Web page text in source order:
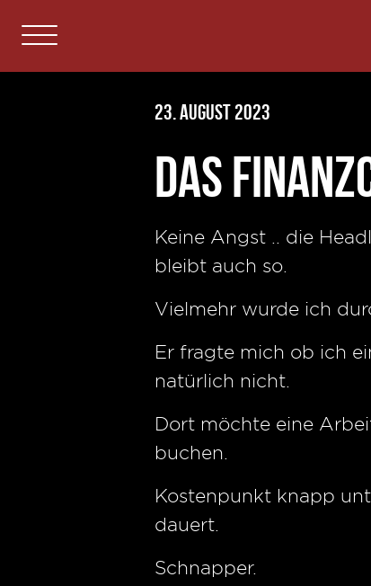
23. August 2023
Das
Keine Angst .. die
bleibt auch so.
Vielmehr wurde ich
Er fragte mich ob ich
natürlich nicht.
Dort möchte eine
buchen.
Kostenpunkt knapp
dauert.
Schnapper.